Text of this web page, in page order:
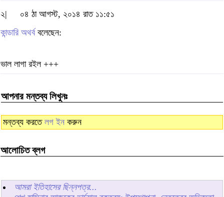
২|
০৪ ঠা আগস্ট, ২০১৪ রাত ১১:৫১
কান্ডারি অথর্ব বলেছেন:
ভাল লাগা রইল +++
আপনার মন্তব্য লিখুনঃ
মন্তব্য করতে লগ ইন করুন
আলোচিত ব্লগ
আমরা ইতিহাসের ছিন্নপত্র...